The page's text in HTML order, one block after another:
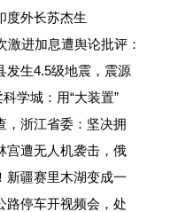
度外长苏杰生
激进加息遭舆论批评：
发生4.5级地震，震源
学城：用“大装置”
，浙江省委：坚决拥
宫遭无人机袭击，俄
新疆赛里木湖变成一
路停车开视频会，处